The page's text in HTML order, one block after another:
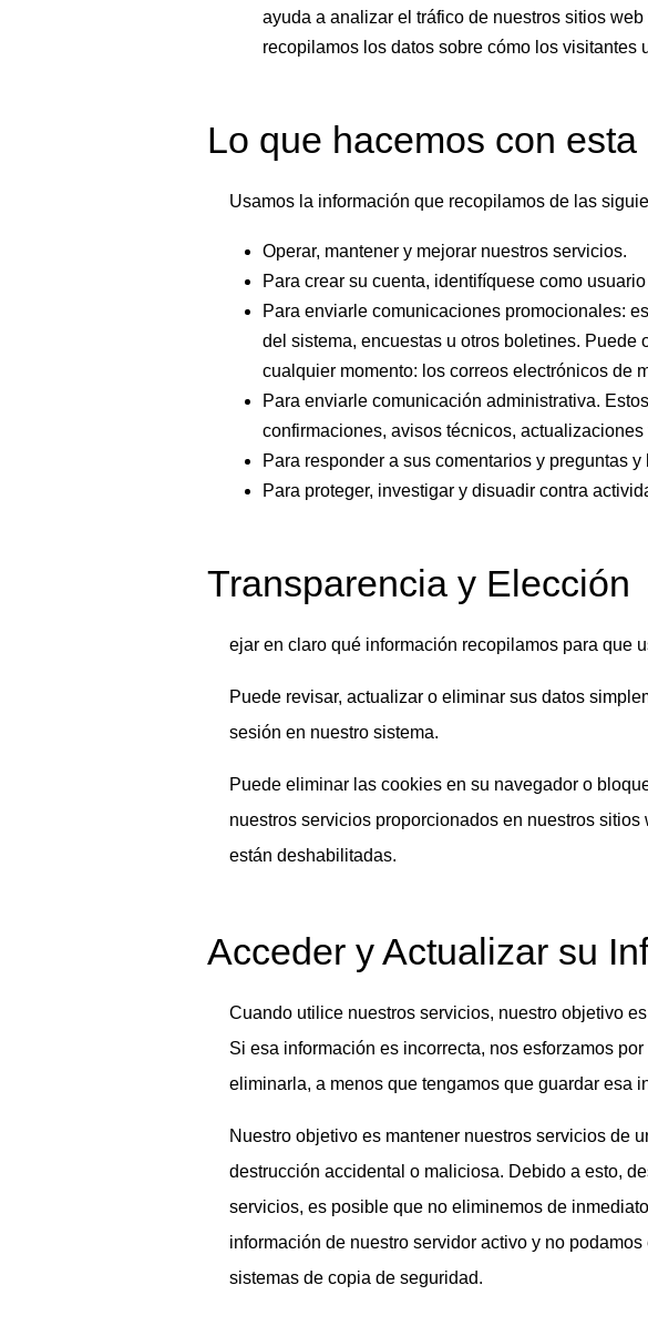
ayuda a analizar el tráfico de nuestros sitios
recopilamos los datos sobre cómo los visitantes
Lo que hacemos con
Usamos la información que recopilamos de las
Operar, mantener y mejorar nuestros servicios.
Para crear su cuenta, identifíquese como
Para enviarle comunicaciones promocionales:
del sistema, encuestas u otros boletines. Puede
cualquier momento: los correos electrónicos de
Para enviarle comunicación administrativa.
confirmaciones, avisos técnicos,
Para responder a sus comentarios y preguntas
Para proteger, investigar y disuadir contra
Transparencia y Elección
ejar en claro qué información recopilamos para que
Puede revisar, actualizar o eliminar sus datos
sesión en nuestro sistema.
Puede eliminar las cookies en su navegador o
nuestros servicios proporcionados en nuestros
están deshabilitadas.
Acceder y Actualizar su
Cuando utilice nuestros servicios, nuestro objetivo
Si esa información es incorrecta, nos esforzamos
eliminarla, a menos que tengamos que guardar esa
Nuestro objetivo es mantener nuestros servicios de
destrucción accidental o maliciosa. Debido a esto,
servicios, es posible que no eliminemos de
información de nuestro servidor activo y no
sistemas de copia de seguridad.